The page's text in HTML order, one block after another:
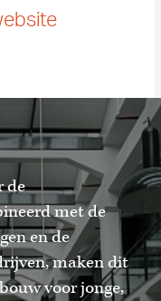
de
met de
en de
maken dit
voor jonge,